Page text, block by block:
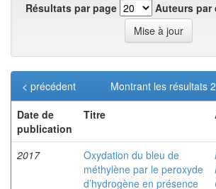
Résultats par page
Auteurs par
Montrant les résultats
< précédent
Date de
publication
Titre
2017
Oxydation du bleu de
méthylène par le peroxyde
d’hydrogène en présence